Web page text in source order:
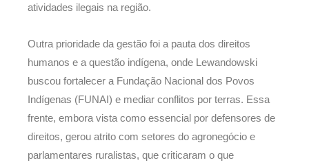
atividades ilegais na região.
Outra prioridade da gestão foi a pauta dos direitos
humanos e a questão indígena, onde Lewandowski
buscou fortalecer a Fundação Nacional dos Povos
Indígenas (FUNAI) e mediar conflitos por terras. Essa
frente, embora vista como essencial por defensores de
direitos, gerou atrito com setores do agronegócio e
parlamentares ruralistas, que criticaram o que